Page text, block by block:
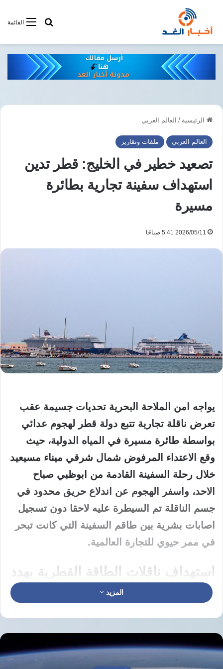
القائمةأبحت فى
الرئيسية / العالم العربي
العالم العربي ملفات وتقارير
تصعيد خطير في الخليج: قطر تدين
استهداف سفينة تجارية بطائرة
مسيرة
2026/05/11 5:41 صباحًا
يواجه امن الملاحة البحرية تحديات جسيمة عقب
تعرض ناقلة تجارية تتبع دولة قطر لهجوم عدائي
بواسطة طائرة مسيرة في المياه الدولية، حيث
وقع الاعتداء المرفوض شمال شرقي ميناء مسيعيد
خلال رحلة السفينة القادمة من ابوظبي صباح
الاحد، واسفر الهجوم عن اندلاع حريق محدود في
جسم الناقلة تم السيطرة عليه لاحقا دون تسجيل
اصابات بشرية بين طاقم السفينة التي كانت تبحر
في ممر حيوي للتجارة العالمية.
استهداف ناقلات الطاقة القطرية يهدد
الممرات الملاحية ويشعل فتيل التوتر
تعتبر وزارة الخارجية القطرية هذا السلوك
العدواني انتهاكا صارخا لكافة المواثيق الدولية التي
المزيد